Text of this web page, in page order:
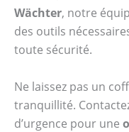
Wächter, notre
des outils
toute sécurité.
Ne laissez pas un
tranquillité.
d’urgence pour une